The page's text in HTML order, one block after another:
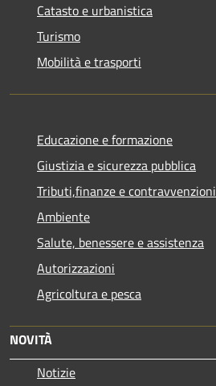
Catasto e urbanistica
Turismo
Mobilità e trasporti
Educazione e formazione
Giustizia e sicurezza pubblica
Tributi,finanze e contravvenzioni
Ambiente
Salute, benessere e assistenza
Autorizzazioni
Agricoltura e pesca
NOVITÀ
Notizie